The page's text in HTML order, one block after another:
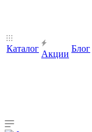
Каталог
Акции
Блог